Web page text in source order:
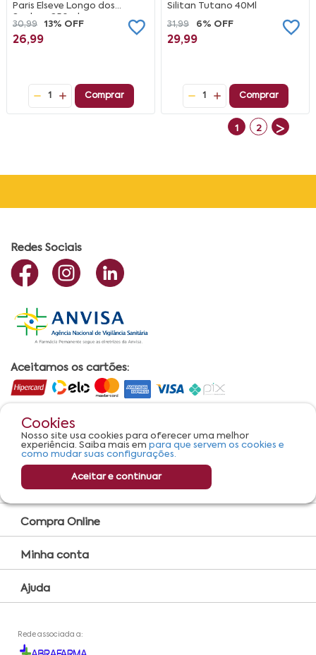
Paris Elseve Longo dos
Sonhos, 250ml
30,99 13% OFF
26,99
1 Comprar
Silitan Tutano 40Ml
31,99
6% OFF
29,99
1 Comprar
1 2 >
Cookies
Nosso site usa cookies para oferecer uma melhor
experiência. Saiba mais em para que servem os cookies e
como mudar suas configurações.
Aceitar e continuar
Redes Sociais
Aceitamos os cartões:
Serviços
Convênio Farmácia
Farmácia Popular
Encarte
Compra Online
Minha conta
Ajuda
Rede associada a: